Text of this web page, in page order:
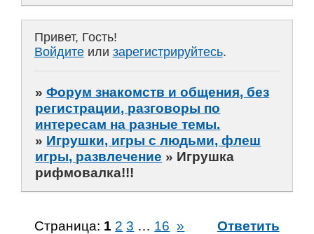
Привет, Гость!
Войдитеили зарегистрируйтесь.
»Форум знакомств и общения, без
регистрации, разговоры по
интересам на разные темы.
» Игрушки, игры с людьми, флеш
игры, развлечение » Игрушка
рифмовалка!!!
Страница: 1 2 3 … 16 » Ответить